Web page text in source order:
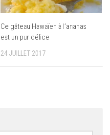
Ce gâteau Hawaïen à l’ananas
est un pur délice
24 JUILLET 2017